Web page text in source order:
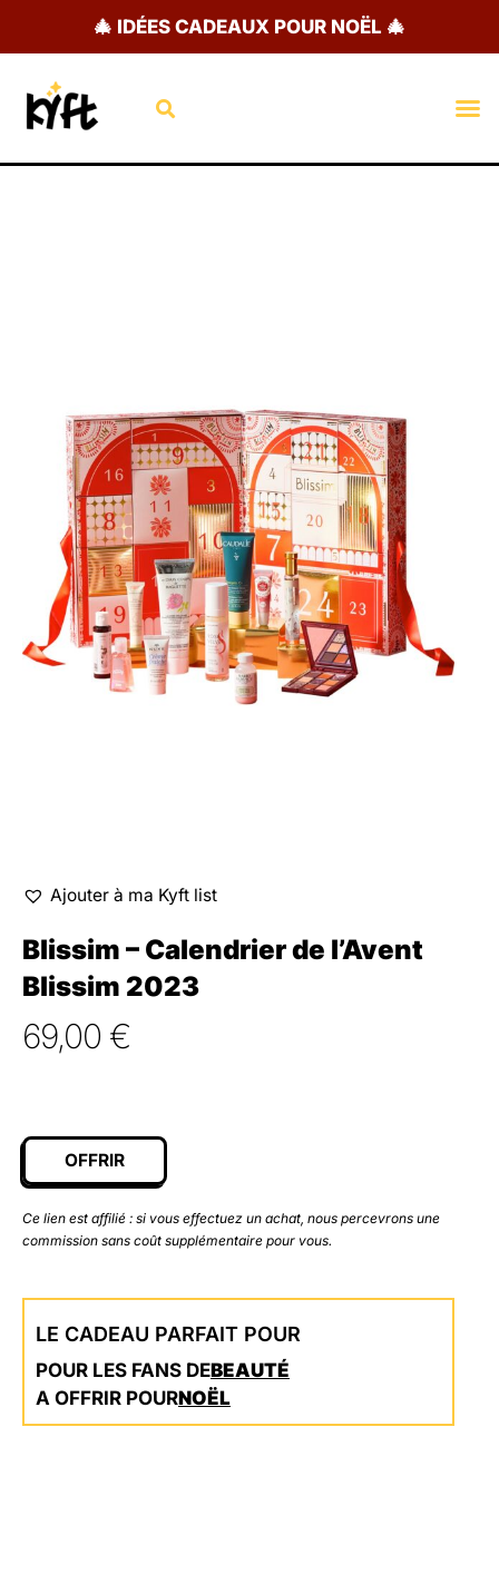
🎄 IDÉES CADEAUX POUR NOËL 🎄
Rechercher
Ajouter à ma Kyft list
Blissim – Calendrier de l’Avent
Blissim 2023
69,00 €
OFFRIR
Ce lien est affilié : si vous effectuez un achat, nous percevrons une
commission sans coût supplémentaire pour vous.
LE CADEAU PARFAIT POUR
POUR LES FANS DEBEAUTÉ
A OFFRIR POURNOËL